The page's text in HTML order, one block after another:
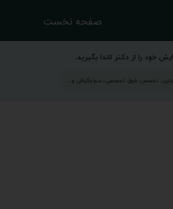
صفحه نخست
را از دکتر لاندا بگیرید.